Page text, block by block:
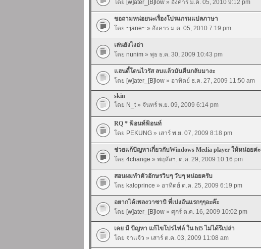
โดย [w]ater_[B]low » อังคาร ม.ค. 05, 2010 9:12 pm
ขอถามหน่อยนะเรื่องโปรแกรมแปลภาษา
โดย ~jane~ » อังคาร ม.ค. 05, 2010 7:19 pm
เล่นยังไงอ่า
โดย nunim » พุธ ธ.ค. 30, 2009 10:43 pm
แฮนดี้โดนไวรัส ลบแล้วมันคืนกลับมางะ
โดย [w]ater_[B]low » อาทิตย์ ธ.ค. 27, 2009 11:50 am
skin
โดย N_t» จันทร์ พ.ย. 09, 2009 6:14 pm
RQ * ฟ้อนท์ฟ้อนท์
โดย PEKUNG » เสาร์ พ.ย. 07, 2009 8:18 pm
ช่วยแก้ปัญหาเกี่ยวกับWindows Media player ให้หน่อยค่ะ
โดย 4change » พฤหัสฯ. ต.ค. 29, 2009 10:16 pm
สอนผมทำตัวอักษรวิบๆ วับๆ หน่อยครับ
โดย kaloprince » อาทิตย์ ต.ค. 25, 2009 6:19 pm
อยากได้เพลงวาซาบิ ที่เปงอันแรกๆๆอะค๊ะ
โดย [w]ater_[B]low » ศุกร์ ต.ค. 16, 2009 10:02 pm
เคย มี ปัญหา แก้ไขโปรไฟล์ ใน hi5 ไม่ได้รึเปล่า
โดย จ่าเเจ้ว » เสาร์ ต.ค. 03, 2009 11:08 am